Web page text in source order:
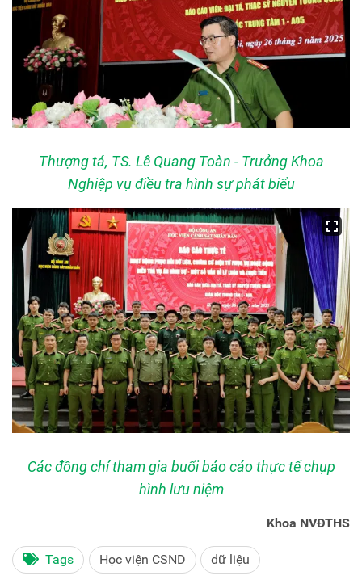
Thượng tá, TS. Lê Quang Toàn - Trưởng Khoa
Nghiệp vụ điều tra hình sự phát biểu
Các đồng chí tham gia buổi báo cáo thực tế chụp
hình lưu niệm
Khoa NVĐTHS
Tags Học viện CSND dữ liệu